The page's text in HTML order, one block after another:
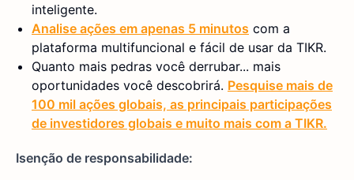
inteligente.
Analise ações em apenas 5 minutos com a
plataforma multifuncional e fácil de usar da TIKR.
Quanto mais pedras você derrubar... mais
oportunidades você descobrirá. Pesquise mais de
100 mil ações globais, as principais participações
de investidores globais e muito mais com a TIKR.
Isenção de responsabilidade: